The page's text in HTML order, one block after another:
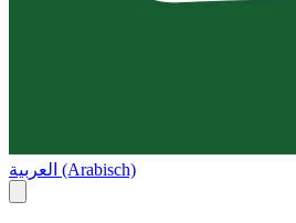
العربية (Arabisch)